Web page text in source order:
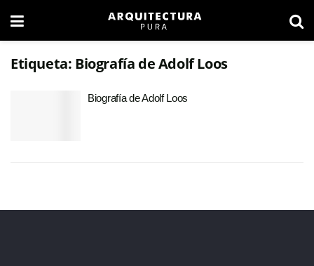
Etiqueta: Biografía de Adolf Loos
Biografía de Adolf Loos